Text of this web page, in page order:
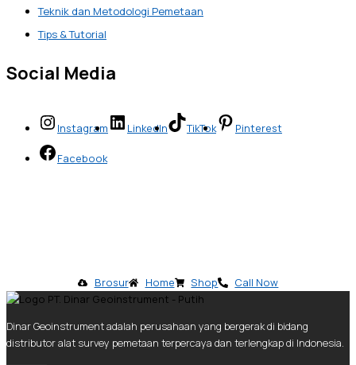
Teknik dan Metodologi Pemetaan
Tips & Tutorial
Social Media
Instagram LinkedIn TikTok Pinterest
Facebook
Brosur Home Shop Call Now
Dinar Geoinstrument adalah perusahaan yang bergerak di bidang
distributor alat survey pemetaan terpercaya dan terlengkap di Indonesia.